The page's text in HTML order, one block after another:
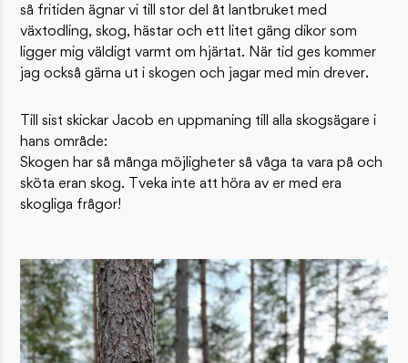
så fritiden ägnar vi till stor del åt lantbruket med
växtodling, skog, hästar och ett litet gäng dikor som
ligger mig väldigt varmt om hjärtat. När tid ges kommer
jag också gärna ut i skogen och jagar med min drever.
Till sist skickar Jacob en uppmaning till alla skogsägare i
hans område:
Skogen har så många möjligheter så våga ta vara på och
sköta eran skog. Tveka inte att höra av er med era
skogliga frågor!